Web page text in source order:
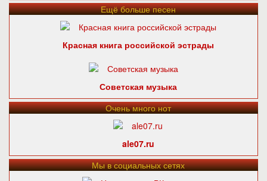
Ещё больше песен
Красная книга российской эстрады
Советская музыка
Очень много нот
ale07.ru
Мы в социальных сетях